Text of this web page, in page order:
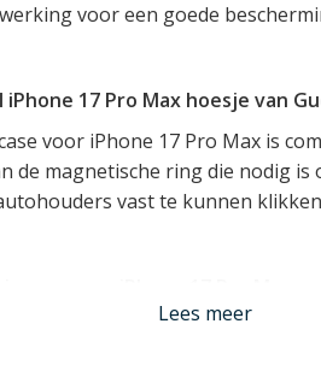
voor een goede
17 Pro Max hoesje van
voor iPhone 17 Pro Max is
de magnetische ring die nodig is
vast te kunnen
hoesje van Guess is mooi slank
Lees meer